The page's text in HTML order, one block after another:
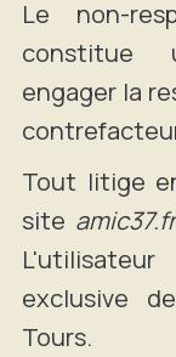
Le non-
constitue
engager la
Tout litige
site amic37.fr
exclusive
Tours.